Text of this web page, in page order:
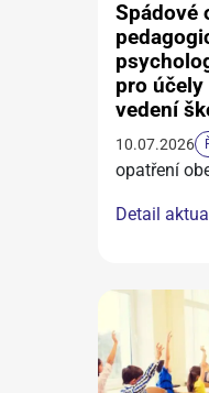
Spádové
pro
vedení
10.07.2026
opatření
Detail